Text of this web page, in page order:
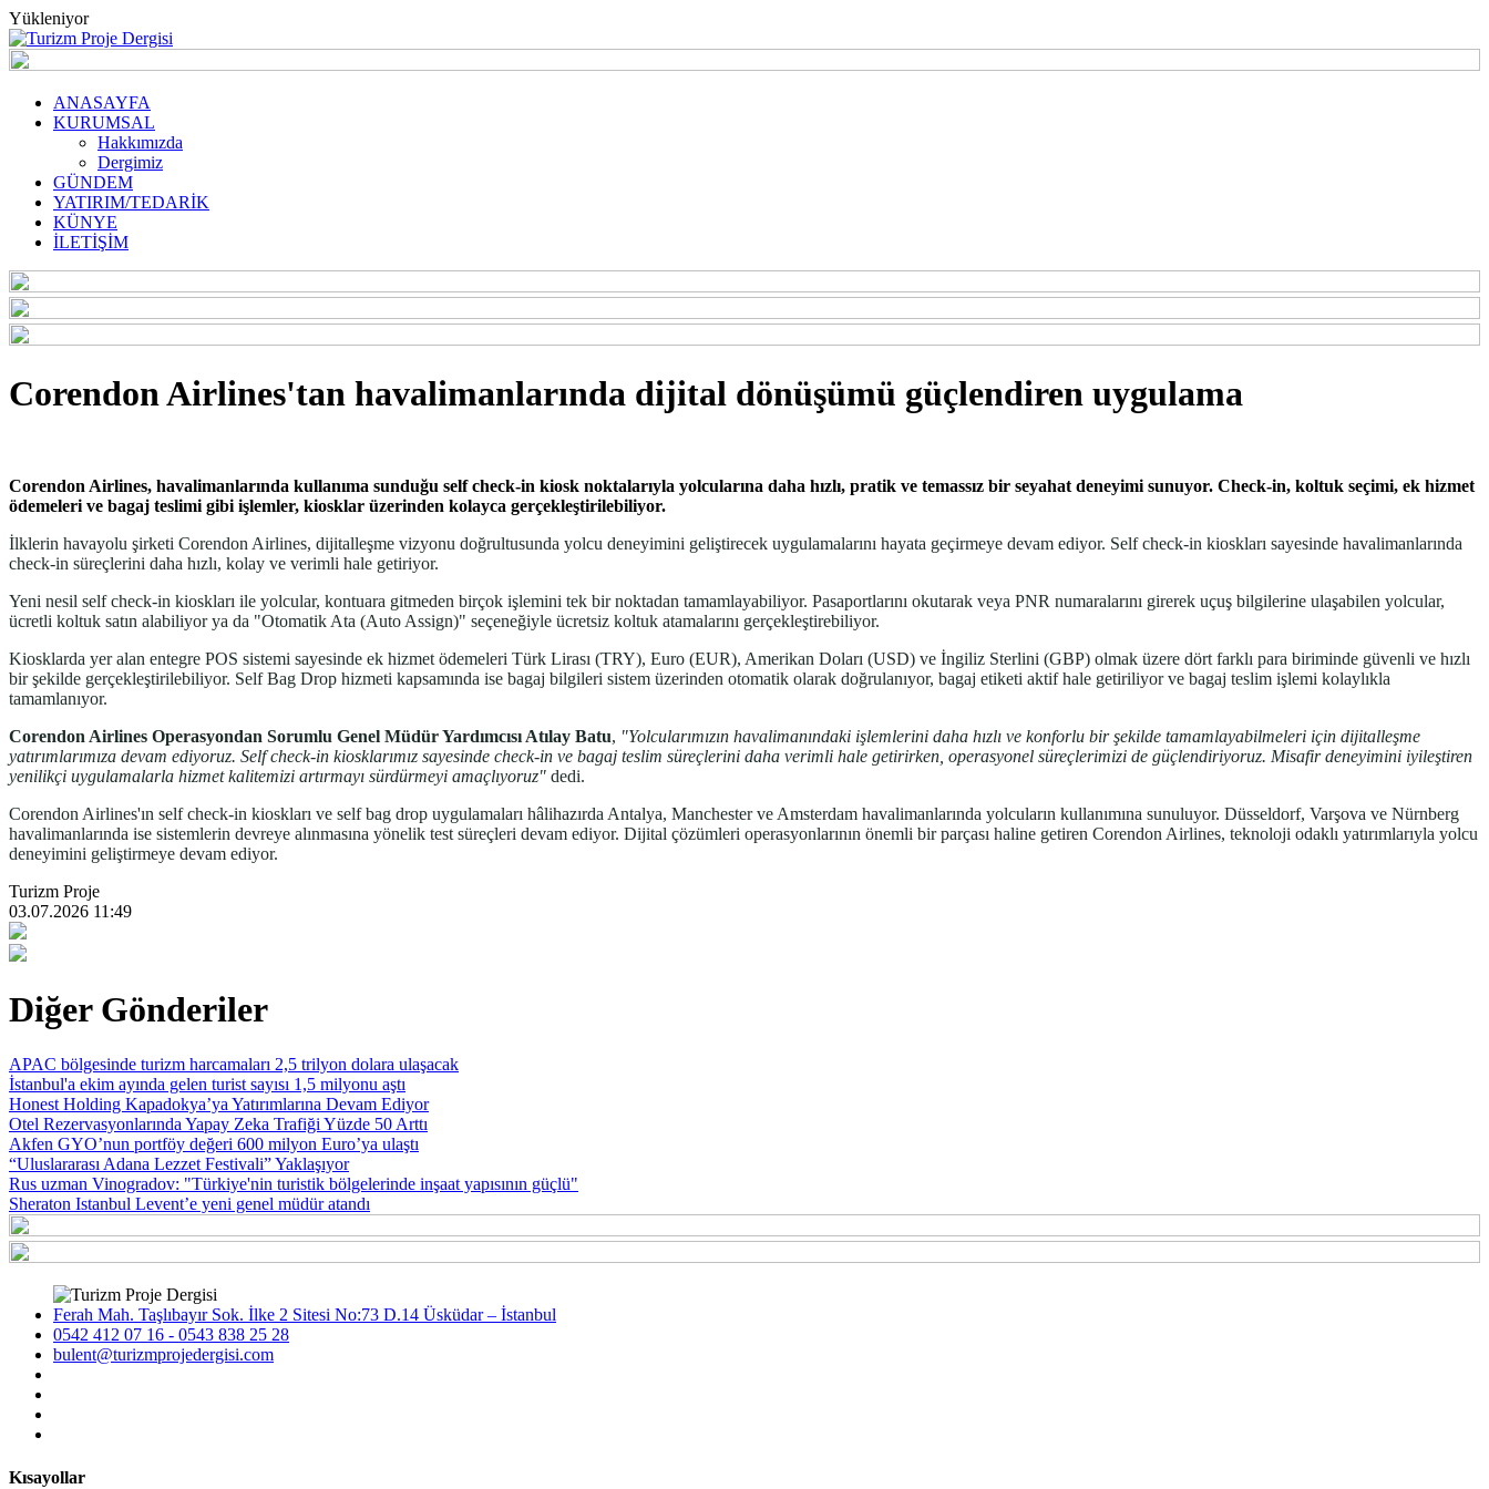
Yükleniyor
ANASAYFA
KURUMSAL
Hakkımızda
Dergimiz
GÜNDEM
YATIRIM/TEDARİK
KÜNYE
İLETİŞİM
Corendon Airlines'tan havalimanlarında dijital dönüşümü güçlendiren uygulama
Corendon Airlines, havalimanlarında kullanıma sunduğu self check-in kiosk noktalarıyla yolcularına daha hızlı, pratik ve temassız bir seyahat deneyimi sunuyor. Check-in, koltuk seçimi, ek hizmet
ödemeleri ve bagaj teslimi gibi işlemler, kiosklar üzerinden kolayca gerçekleştirilebiliyor.
İlklerin havayolu şirketi Corendon Airlines, dijitalleşme vizyonu doğrultusunda yolcu deneyimini geliştirecek uygulamalarını hayata geçirmeye devam ediyor. Self check-in kioskları sayesinde havalimanlarında
check-in süreçlerini daha hızlı, kolay ve verimli hale getiriyor.
Yeni nesil self check-in kioskları ile yolcular, kontuara gitmeden birçok işlemini tek bir noktadan tamamlayabiliyor. Pasaportlarını okutarak veya PNR numaralarını girerek uçuş bilgilerine ulaşabilen yolcular,
ücretli koltuk satın alabiliyor ya da "Otomatik Ata (Auto Assign)" seçeneğiyle ücretsiz koltuk atamalarını gerçekleştirebiliyor.
Kiosklarda yer alan entegre POS sistemi sayesinde ek hizmet ödemeleri Türk Lirası (TRY), Euro (EUR), Amerikan Doları (USD) ve İngiliz Sterlini (GBP) olmak üzere dört farklı para biriminde güvenli ve hızlı
bir şekilde gerçekleştirilebiliyor. Self Bag Drop hizmeti kapsamında ise bagaj bilgileri sistem üzerinden otomatik olarak doğrulanıyor, bagaj etiketi aktif hale getiriliyor ve bagaj teslim işlemi kolaylıkla
tamamlanıyor.
Corendon Airlines Operasyondan Sorumlu Genel Müdür Yardımcısı Atılay Batu, "Yolcularımızın havalimanındaki işlemlerini daha hızlı ve konforlu bir şekilde tamamlayabilmeleri için dijitalleşme
yatırımlarımıza devam ediyoruz. Self check-in kiosklarımız sayesinde check-in ve bagaj teslim süreçlerini daha verimli hale getirirken, operasyonel süreçlerimizi de güçlendiriyoruz. Misafir deneyimini iyileştiren
yenilikçi uygulamalarla hizmet kalitemizi artırmayı sürdürmeyi amaçlıyoruz" dedi.
Corendon Airlines'ın self check-in kioskları ve self bag drop uygulamaları hâlihazırda Antalya, Manchester ve Amsterdam havalimanlarında yolcuların kullanımına sunuluyor. Düsseldorf, Varşova ve Nürnberg
havalimanlarında ise sistemlerin devreye alınmasına yönelik test süreçleri devam ediyor. Dijital çözümleri operasyonlarının önemli bir parçası haline getiren Corendon Airlines, teknoloji odaklı yatırımlarıyla yolcu
deneyimini geliştirmeye devam ediyor.
Turizm Proje
03.07.2026 11:49
Diğer Gönderiler
APAC bölgesinde turizm harcamaları 2,5 trilyon dolara ulaşacak
İstanbul'a ekim ayında gelen turist sayısı 1,5 milyonu aştı
Honest Holding Kapadokya’ya Yatırımlarına Devam Ediyor
Otel Rezervasyonlarında Yapay Zeka Trafiği Yüzde 50 Arttı
Akfen GYO’nun portföy değeri 600 milyon Euro’ya ulaştı
“Uluslararası Adana Lezzet Festivali” Yaklaşıyor
Rus uzman Vinogradov: "Türkiye'nin turistik bölgelerinde inşaat yapısının güçlü"
Sheraton Istanbul Levent’e yeni genel müdür atandı
Ferah Mah. Taşlıbayır Sok. İlke 2 Sitesi No:73 D.14 Üsküdar – İstanbul
0542 412 07 16 - 0543 838 25 28
bulent@turizmprojedergisi.com
Kısayollar